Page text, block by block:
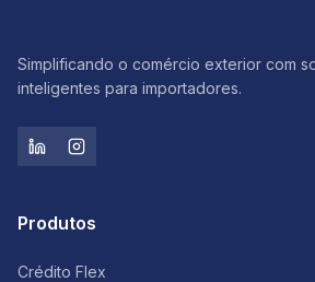
Simplificando o comércio exterior com
inteligentes para importadores.
Produtos
Crédito Flex